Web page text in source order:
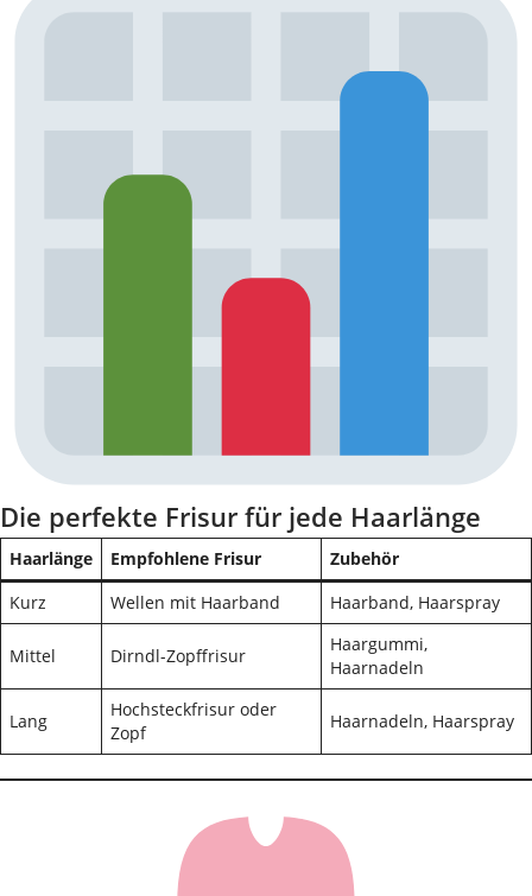
Die perfekte Frisur für jede Haarlänge
Haarlänge Empfohlene Frisur
Zubehör
Kurz
Wellen mit Haarband Haarband, Haarspray
Mittel Dirndl-Zopffrisur
Haargummi,
Haarnadeln
Lang
Hochsteckfrisur oder
Zopf
Haarnadeln, Haarspray